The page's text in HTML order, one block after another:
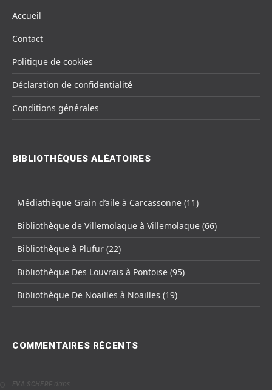
Accueil
Contact
Politique de cookies
Déclaration de confidentialité
Conditions générales
BIBLIOTHÈQUES ALÉATOIRES
Médiathèque Grain d’aile à Carcassonne (11)
Bibliothèque de Villemolaque à Villemolaque (66)
Bibliothèque à Plufur (22)
Bibliothèque Des Louvrais à Pontoise (95)
Bibliothèque De Noailles à Noailles (19)
COMMENTAIRES RÉCENTS
EVA SCHERF dans